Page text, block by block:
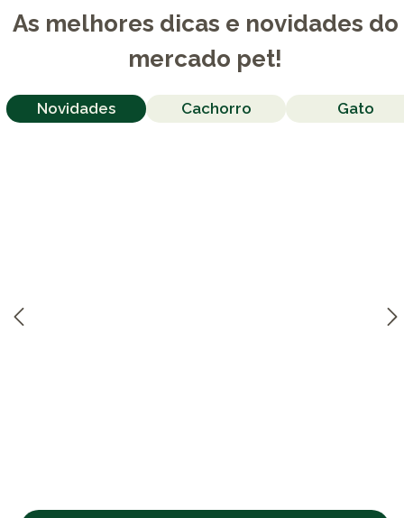
As melhores dicas e novidades do
mercado pet!
Novidades Cachorro Gato